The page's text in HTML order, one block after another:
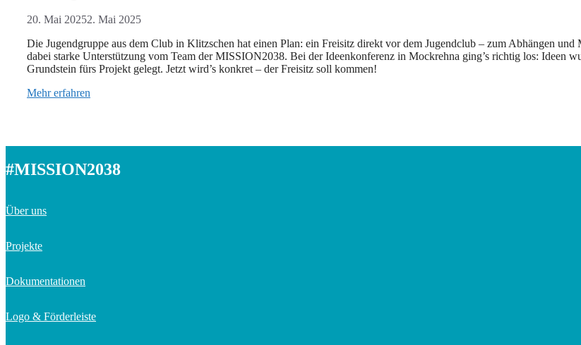
20. Mai 20252. Mai 2025
Die Jugendgruppe aus dem Club in Klitzschen hat einen Plan: ein Freisitz direkt vor dem Jugendclub – zum Abhängen und
dabei starke Unterstützung vom Team der MISSION2038. Bei der Ideenkonferenz in Mockrehna ging’s richtig los: Ideen
Grundstein fürs Projekt gelegt. Jetzt wird’s konkret – der Freisitz soll kommen!
Mehr erfahren
#MISSION2038
Über uns
Projekte
Dokumentationen
Logo & Förderleiste